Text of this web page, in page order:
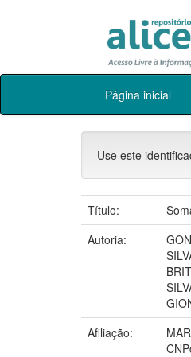
Skip
Página inicial
Use este
Título:
Autoria:
Afiliação: